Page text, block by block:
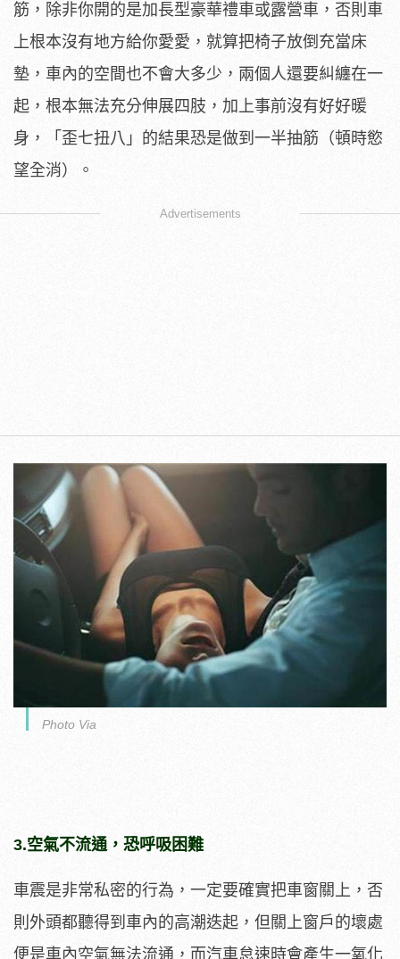
筋，除非你開的是加長型豪華禮車或露營車，否則車
上根本沒有地方給你愛愛，就算把椅子放倒充當床
墊，車內的空間也不會大多少，兩個人還要糾纏在一
起，根本無法充分伸展四肢，加上事前沒有好好暖
身，「歪七扭八」的結果恐是做到一半抽筋（頓時慾
望全消）。
Advertisements
Photo Via
3.空氣不流通，恐呼吸困難
車震是非常私密的行為，一定要確實把車窗關上，否
則外頭都聽得到車內的高潮迭起，但關上窗戶的壞處
便是車內空氣無法流通，而汽車怠速時會產生一氧化